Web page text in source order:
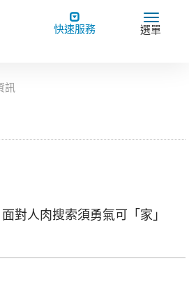
Toggle
navigation
快速服務
Toggle
選單
訊
對人肉搜索須勇氣可「家」